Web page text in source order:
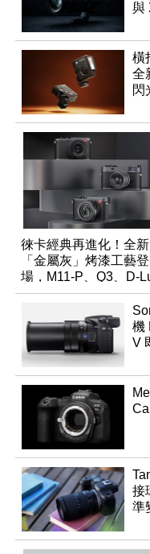
與
橫
全
閃
徠卡經典再進化！全新
「金屬灰」烤漆工藝登
場，M11-P、Q3、D-
領銜換裝
機
V
接
準